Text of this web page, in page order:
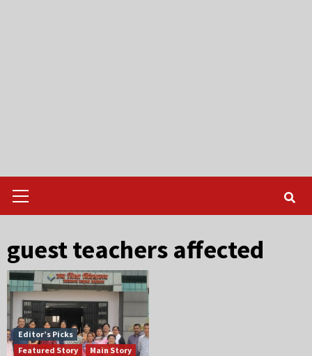
Menu
guest teachers affected
Editor’s Picks
Featured Story
Main Story